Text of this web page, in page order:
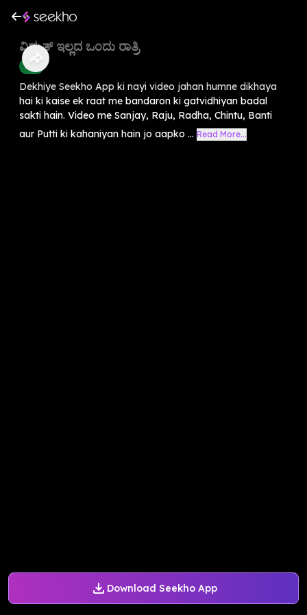
Download Seekho App
ವಿದ್ಯುತ್ ಇಲ್ಲದ ಒಂದು ರಾತ್ರಿ
Kids
Dekhiye Seekho App ki nayi video jahan humne dikhaya
hai ki kaise ek raat me bandaron ki gatvidhiyan badal
sakti hain. Video me Sanjay, Raju, Radha, Chintu, Banti
aur Putti ki kahaniyan hain jo aapko ... Read More...